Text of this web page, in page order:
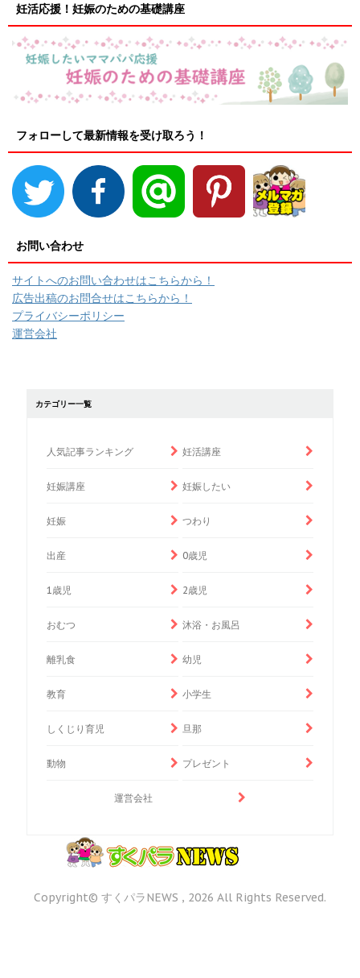
妊活応援！妊娠のための基礎講座
フォローして最新情報を受け取ろう！
お問い合わせ
サイトへのお問い合わせはこちらから！
広告出稿のお問合せはこちらから！
プライバシーポリシー
運営会社
カテゴリー一覧
人気記事ランキング 妊活講座
妊娠講座 妊娠したい
妊娠 つわり
出産 0歳児
1歳児 2歳児
おむつ 沐浴・お風呂
離乳食 幼児
教育 小学生
しくじり育児 旦那
動物 プレゼント
運営会社
Copyright© すくパラNEWS , 2026 All Rights Reserved.